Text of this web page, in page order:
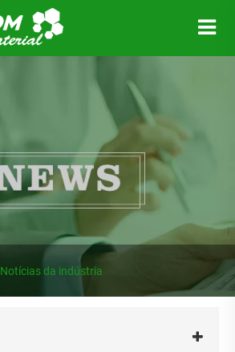
Notícias da indústria